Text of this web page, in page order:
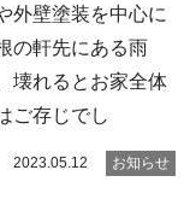
外壁塗装を中心に
の軒先にある雨
壊れるとお家全体
ご存じでし
2023.05.12 お知らせ